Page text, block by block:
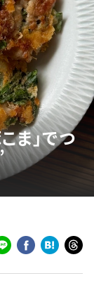
ま」でつ